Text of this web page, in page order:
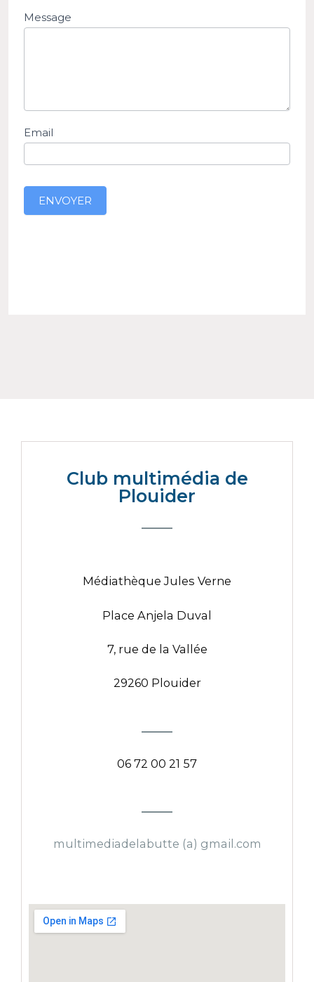
Message
Email
ENVOYER
Club multimédia de
Plouider
Médiathèque Jules Verne
Place Anjela Duval
7, rue de la Vallée
29260 Plouider
06 72 00 21 57
multimediadelabutte (a) gmail.com